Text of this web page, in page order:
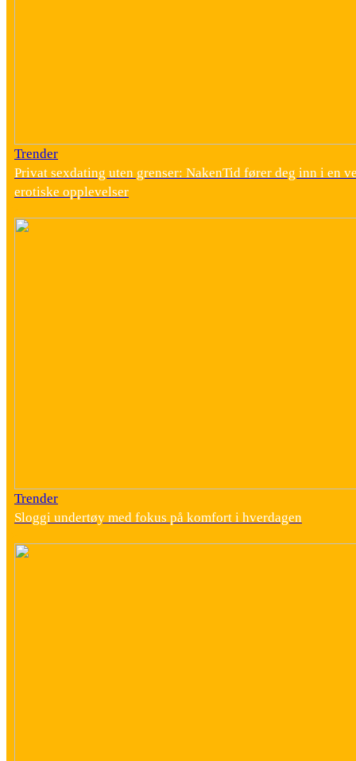
Trender
Privat sexdating uten grenser: NakenTid fører deg inn i en
erotiske opplevelser
Trender
Sloggi undertøy med fokus på komfort i hverdagen